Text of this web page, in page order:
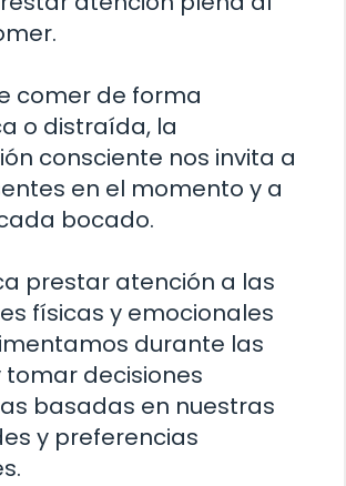
comer de forma
o distraída, la
consciente nos invita a
en el momento y a
bocado.
prestar atención a las
físicas y emocionales
durante las
tomar decisiones
basadas en nuestras
y preferencias